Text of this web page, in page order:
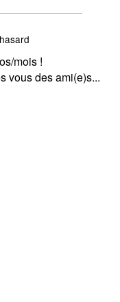
mois !
vous des ami(e)s...